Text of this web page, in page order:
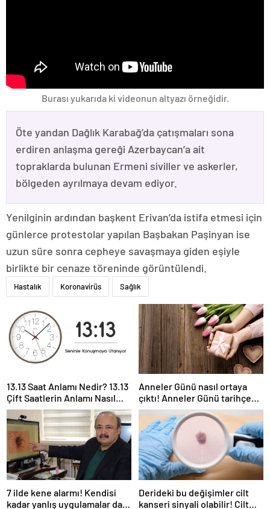
Burası yukarıda ki videonun altyazı örneğidir.
Öte yandan Dağlık Karabağ’da çatışmaları sona
erdiren anlaşma gereği Azerbaycan’a ait
topraklarda bulunan Ermeni siviller ve askerler,
bölgeden ayrılmaya devam ediyor.
Yenilginin ardından başkent Erivan’da istifa etmesi için
günlerce protestolar yapılan Başbakan Paşinyan ise
uzun süre sonra cepheye savaşmaya giden eşiyle
birlikte bir cenaze töreninde görüntülendi.
Hastalık Koronavirüs Sağlık
13.13 Saat Anlamı Nedir? 13.13
Çift Saatlerin Anlamı Nasıl
Yorumlanır?
Anneler Günü nasıl ortaya
çıktı! Anneler Günü tarihçesi!
Anneler Günü ilk kez ne
zaman kutlandı?
7 ilde kene alarmı! Kendisi
kadar yanlış uygulamalar da
Derideki bu değişimler cilt
kanseri sinyali olabilir! Cilt